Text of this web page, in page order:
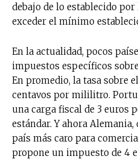
debajo de lo establecido
exceder el mínimo
En la actualidad, pocos
impuestos específicos
En promedio, la tasa sobre
centavos por mililitro.
una carga fiscal de 3 euros
estándar. Y ahora
país más caro para
propone un impuesto de 4